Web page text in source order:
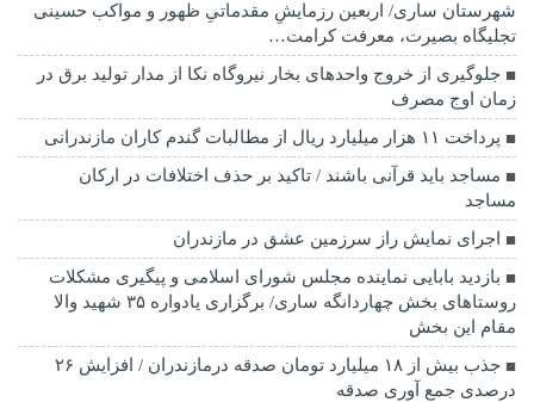
شهرستان ساری/ اربعین رزمایشِ مقدماتیِ ظهور و مواکب حسینی
تجلیگاه بصیرت، معرفت کرامت…
جلوگیری از خروج واحدهای بخار نیروگاه نکا از مدار تولید برق در
زمان اوج مصرف
پرداخت ۱۱ هزار میلیارد ریال از مطالبات گندم کاران مازندرانی
مساجد باید قرآنی باشند / تاکید بر حذف اختلافات در ارکان
مساجد
اجرای نمایش راز سرزمین عشق در مازندران
بازدید بابایی نماینده مجلس شورای اسلامی و پیگیری مشکلات
روستاهای بخش چهاردانگه ساری/ برگزاری یادواره ۳۵ شهید والا
مقام این بخش
جذب بیش از ۱۸ میلیارد تومان صدقه درمازندران / افزایش ۲۶
درصدی جمع آوری صدقه